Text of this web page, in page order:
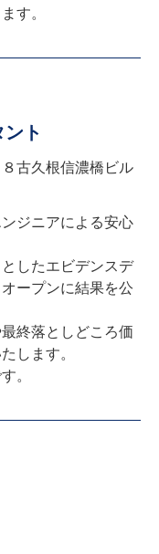
す。
ト
古久根信濃橋ビル
ジニアによる安心
したエビデンスデ
ープンに結果を公
終落としどころ価
します。
。